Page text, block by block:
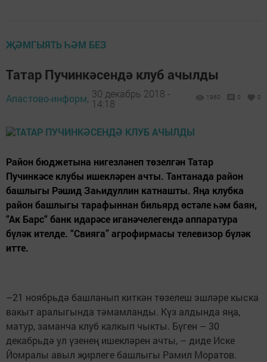
ҖӘМГЫЯТЬ ҺӘМ БЕЗ
Татар Пучинкәсендә клуб ачылды
Апастово-информ, 30 декабрь 2018 -
14:18
1960 0 0
Район бюджетына нигезләнеп төзелгән Татар
Пучинкәсе клубы ишекләрен ачты. Тантанада район
башлыгы Рәшид Заһидуллин катнашты. Яңа клубка
район башлыгы тарафыннан бильярд өстәле һәм баян,
“Ак Барс“ банк идарәсе иганәчелегендә аппаратура
бүләк ителде. “Свияга” агрофирмасы телевизор бүләк
итте.
–21 ноябрьдә башланып киткән төзелеш эшләре кыска
вакыт аралыгында тәмамланды. Күз алдында яңа,
матур, заманча клуб калкып чыкты. Бүген – 30
декабрьдә ул үзенең ишекләрен ачты, – диде Иске
Йомралы авыл җирлеге башлыгы Рамил Моратов.